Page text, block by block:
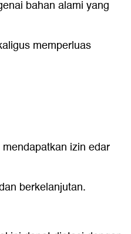
bahan alami yang
memperluas
izin edar
berkelanjutan.